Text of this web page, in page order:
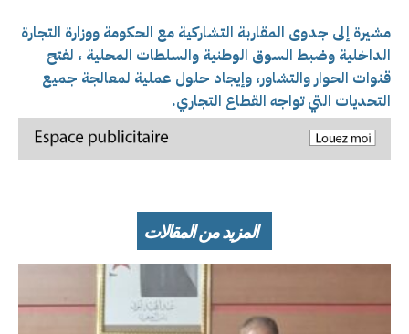
مشيرة إلى جدوى المقاربة التشاركية مع الحكومة ووزارة التجارة
الداخلية وضبط السوق الوطنية والسلطات المحلية ، لفتح
قنوات الحوار والتشاور، وإيجاد حلول عملية لمعالجة جميع
التحديات التي تواجه القطاع التجاري.
المزيد من المقالات